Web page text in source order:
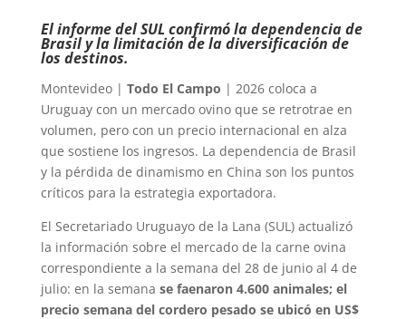
El informe del SUL confirmó la dependencia de
Brasil y la limitación de la diversificación de
los destinos.
Montevideo | Todo El Campo | 2026 coloca a
Uruguay con un mercado ovino que se retrotrae en
volumen, pero con un precio internacional en alza
que sostiene los ingresos. La dependencia de Brasil
y la pérdida de dinamismo en China son los puntos
críticos para la estrategia exportadora.
El Secretariado Uruguayo de la Lana (SUL) actualizó
la información sobre el mercado de la carne ovina
correspondiente a la semana del 28 de junio al 4 de
julio: en la semana se faenaron 4.600 animales; el
precio semana del cordero pesado se ubicó en US$